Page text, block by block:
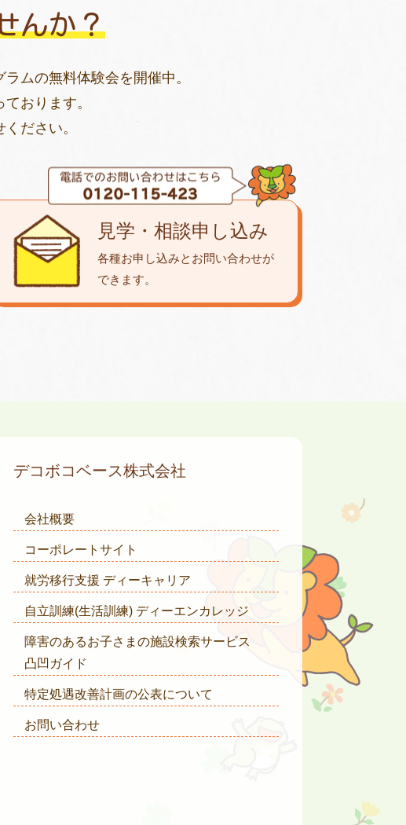
んか？
ムの無料体験会を開催中。
おります。
ださい。
見学・相談申し込み
各種お申し込みとお問い合わせが
できます。
デコボコベース株式会社
会社概要
コーポレートサイト
就労移行支援 ディーキャリア
自立訓練(生活訓練) ディーエンカレッジ
障害のあるお子さまの施設検索サービス
凸凹ガイド
特定処遇改善計画の公表について
お問い合わせ